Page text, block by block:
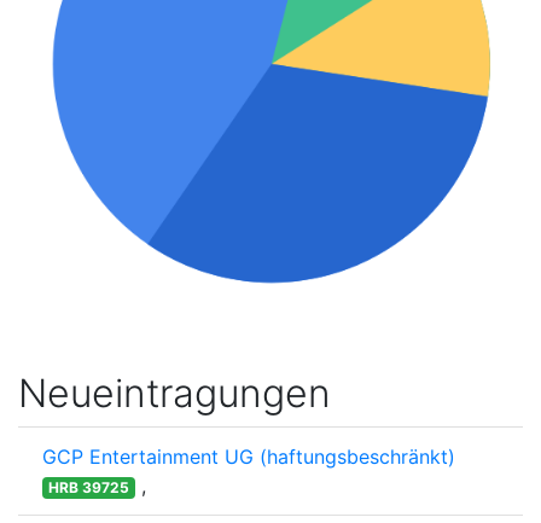
Neueintragungen
GCP Entertainment UG (haftungsbeschränkt)
HRB 39725 ,